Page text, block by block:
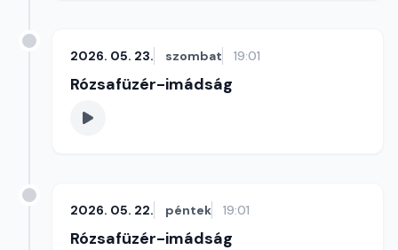
2026. 05. 23. szombat 19:01
Rózsafüzér-imádság
2026. 05. 22. péntek 19:01
Rózsafüzér-imádság